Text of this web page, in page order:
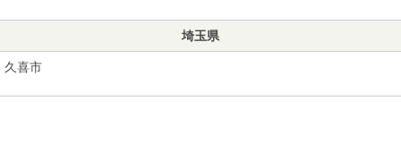
埼玉県
久喜市